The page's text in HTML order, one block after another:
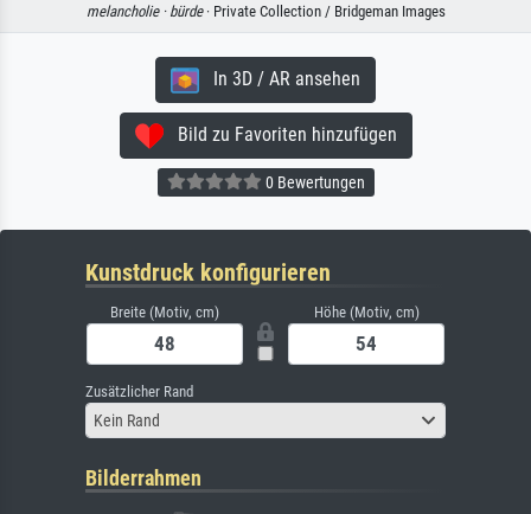
melancholie · bürde· Private Collection / Bridgeman Images
In 3D / AR ansehen
Bild zu Favoriten hinzufügen
0 Bewertungen
Kunstdruck konfigurieren
Breite (Motiv, cm) Höhe (Motiv, cm)
Zusätzlicher Rand
Kein Rand
Bilderrahmen